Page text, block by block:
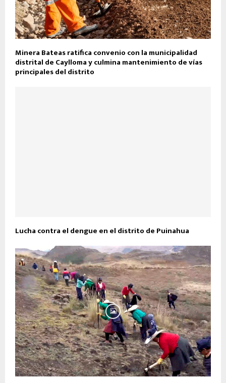
Minera Bateas ratifica convenio con la municipalidad
distrital de Caylloma y culmina mantenimiento de vías
principales del distrito
Lucha contra el dengue en el distrito de Puinahua